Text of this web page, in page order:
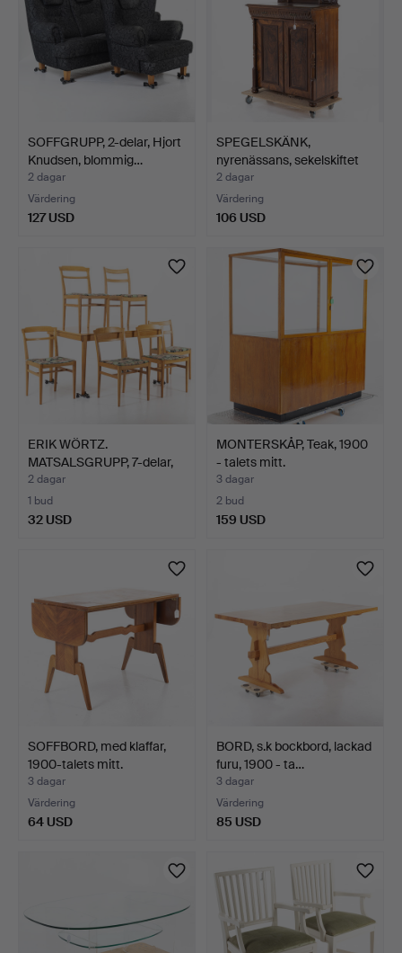
SOFFGRUPP, 2-delar, Hjort
Knudsen, blommig…
2 dagar
Värdering
127 USD
SPEGELSKÄNK,
nyrenässans, sekelskiftet
190…
2 dagar
Värdering
106 USD
ERIK WÖRTZ.
MATSALSGRUPP, 7-delar,
IKEA, "…
2 dagar
1 bud
32 USD
MONTERSKÅP, Teak, 1900
- talets mitt.
3 dagar
2 bud
159 USD
SOFFBORD, med klaffar,
1900-talets mitt.
3 dagar
Värdering
64 USD
BORD, s.k bockbord, lackad
furu, 1900 - ta…
3 dagar
Värdering
85 USD